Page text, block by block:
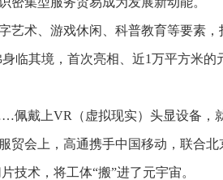
艺术、游戏休闲、科普教育等要素，
临其境，首次亮相、近1万平方米的
戴上VR（虚拟现实）头显设备，
贸会上，高通携手中国移动，联合
技术，将工体“搬”进了元宇宙。